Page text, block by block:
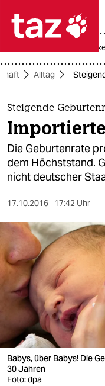
 taz
themen
politik
öko
sport
berlin
nord
wahrheit
verlag
verlag
Alltag
Steigende
Die Geburtenrate
dem Höchststand.
nicht deutscher
17.10.2016 17:42 Uhr
Babys, über Babys! Die
30 Jahren
Foto: dpa